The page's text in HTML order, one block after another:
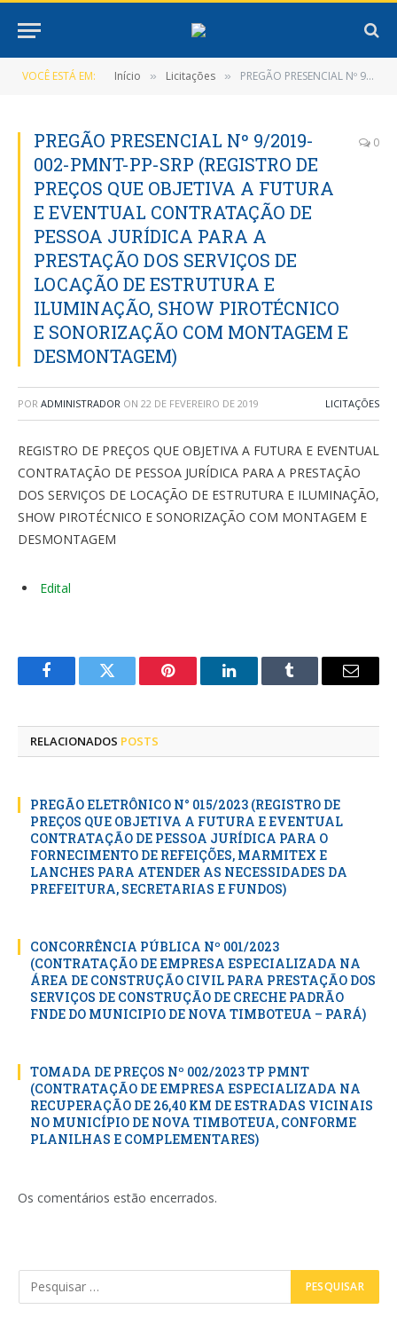
VOCÊ ESTÁ EM: Início » Licitações » PREGÃO PRESENCIAL Nº 9/2019-002-PMNT-PP-SRP (REGISTRO DE PREÇOS QUE OBJETIVA A FUTURA E EVENTUAL CONTRATAÇÃO DE PESSOA JURÍDICA PARA A PRESTAÇÃO DOS SERVIÇOS DE LOCAÇÃO DE ESTRUTURA E ILUMINAÇÃO, SHOW PIROTÉCNICO E SONORIZAÇÃO COM MONTAGEM E DESMONTAGEM)
PREGÃO PRESENCIAL Nº 9/2019-
002-PMNT-PP-SRP (REGISTRO DE
PREÇOS QUE OBJETIVA A FUTURA
E EVENTUAL CONTRATAÇÃO DE
PESSOA JURÍDICA PARA A
PRESTAÇÃO DOS SERVIÇOS DE
LOCAÇÃO DE ESTRUTURA E
ILUMINAÇÃO, SHOW PIROTÉCNICO
E SONORIZAÇÃO COM MONTAGEM E
DESMONTAGEM)
0
POR ADMINISTRADOR ON 22 DE FEVEREIRO DE 2019 LICITAÇÕES
REGISTRO DE PREÇOS QUE OBJETIVA A FUTURA E EVENTUAL
CONTRATAÇÃO DE PESSOA JURÍDICA PARA A PRESTAÇÃO
DOS SERVIÇOS DE LOCAÇÃO DE ESTRUTURA E ILUMINAÇÃO,
SHOW PIROTÉCNICO E SONORIZAÇÃO COM MONTAGEM E
DESMONTAGEM
Edital
FacebookTwitter Pinterest LinkedInTumblr
E-
RELACIONADOS POSTS
PREGÃO ELETRÔNICO N° 015/2023 (REGISTRO DE
PREÇOS QUE OBJETIVA A FUTURA E EVENTUAL
CONTRATAÇÃO DE PESSOA JURÍDICA PARA O
FORNECIMENTO DE REFEIÇÕES, MARMITEX E
LANCHES PARA ATENDER AS NECESSIDADES DA
PREFEITURA, SECRETARIAS E FUNDOS)
CONCORRÊNCIA PÚBLICA Nº 001/2023
(CONTRATAÇÃO DE EMPRESA ESPECIALIZADA NA
ÁREA DE CONSTRUÇÃO CIVIL PARA PRESTAÇÃO DOS
SERVIÇOS DE CONSTRUÇÃO DE CRECHE PADRÃO
FNDE DO MUNICIPIO DE NOVA TIMBOTEUA – PARÁ)
TOMADA DE PREÇOS Nº 002/2023 TP PMNT
(CONTRATAÇÃO DE EMPRESA ESPECIALIZADA NA
RECUPERAÇÃO DE 26,40 KM DE ESTRADAS VICINAIS
NO MUNICÍPIO DE NOVA TIMBOTEUA, CONFORME
PLANILHAS E COMPLEMENTARES)
Os comentários estão encerrados.